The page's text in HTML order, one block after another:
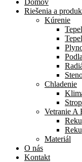
Riešenia a
Kúrenie
Chladenie
Vetranie A
Materiál
O nás
Kontakt